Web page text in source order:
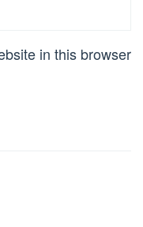
in this browser